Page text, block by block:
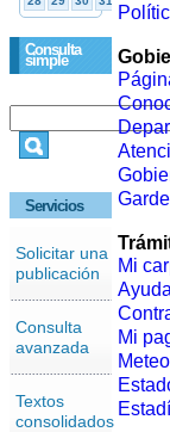
Consulta
simple
Servicios
Solicitar una
publicación
Consulta
avanzada
Textos
consolidados
Mi
Mi